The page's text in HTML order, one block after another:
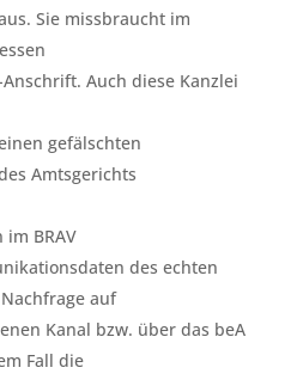
Sie missbraucht im
Auch diese Kanzlei
gefälschten
Amtsgerichts
BRAV
des echten
auf
Kanal bzw. über das beA
Fall die